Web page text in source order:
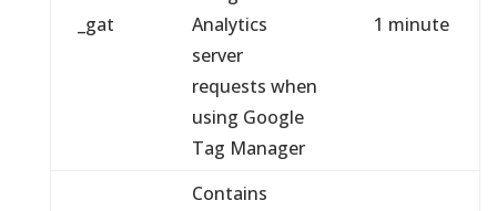
_gat
Analytics
server
requests when
using Google
Tag Manager
1 minute
Contains